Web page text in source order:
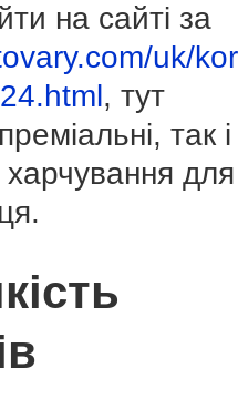
на сайті за
uk/
, тут
так і
для